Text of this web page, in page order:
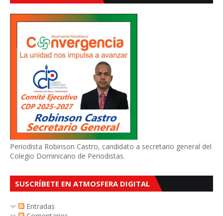
Periodista Robinson Castro, candidato a secretario general del
Colegio Dominicano de Periodistas.
SUSCRÍBETE EN ATMOSFERA DIGITAL
Entradas